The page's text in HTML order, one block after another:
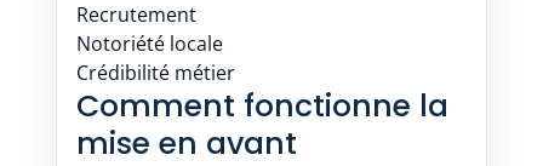
Recrutement
Notoriété locale
Crédibilité métier
Comment fonctionne la
mise en avant